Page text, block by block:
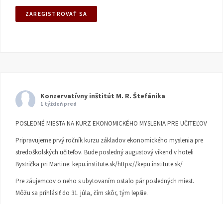
Konzervatívny inštitút M. R. Štefánika
1 týždeň pred
POSLEDNÉ MIESTA NA KURZ EKONOMICKÉHO MYSLENIA PRE UČITEĽOV
Pripravujeme prvý ročník kurzu základov ekonomického myslenia pre
stredoškolských učiteľov. Bude posledný augustový víkend v hoteli
Bystrička pri Martine: kepu.institute.sk/https://kepu.institute.sk/
Pre záujemcov o neho s ubytovaním ostalo pár posledných miest.
Môžu sa prihlásiť do 31. júla, čím skôr, tým lepšie.